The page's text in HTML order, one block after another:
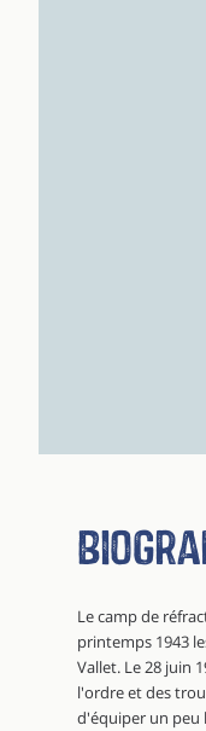
Le camp de
printemps 1943
Vallet. Le 28 juin
l'ordre et des
d'équiper un peu